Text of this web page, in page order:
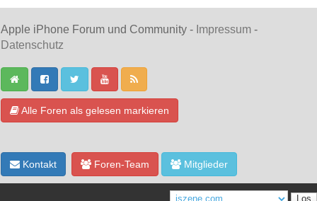
Apple iPhone Forum und Community - Impressum -
Datenschutz
Alle Foren als gelesen markieren
Kontakt Foren-Team Mitglieder